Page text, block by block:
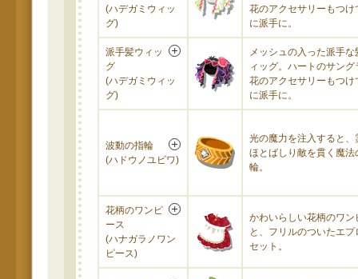
(ハデガミウィッ
グ)
花のアクセサリーもつけ
に派手に。
派手髪ウィッ
グ
(ハデガミウィッ
グ)
メッシュの入った派手な
ィッグ。ハートのサング
花のアクセサリーもつけ
に派手に。
波動の指輪
(ハドウノユビワ)
光の魔力を注入すると、
ほとばしり敵を貫く魔法
輪。
花柄のワンピ
ース
(ハナガラノワン
ピース)
かわいらしい花柄のワン
と、フリルのついたエプ
セット。